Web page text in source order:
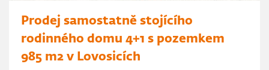
Prodej samostatně stojícího
rodinného domu 4+1 s pozemkem
985 m2 v Lovosicích